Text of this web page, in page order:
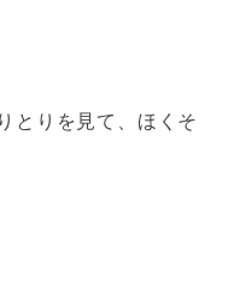
とりを見て、ほくそ